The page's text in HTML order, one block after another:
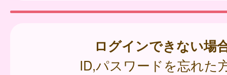
ログインできない場
ID,パスワードを忘れた